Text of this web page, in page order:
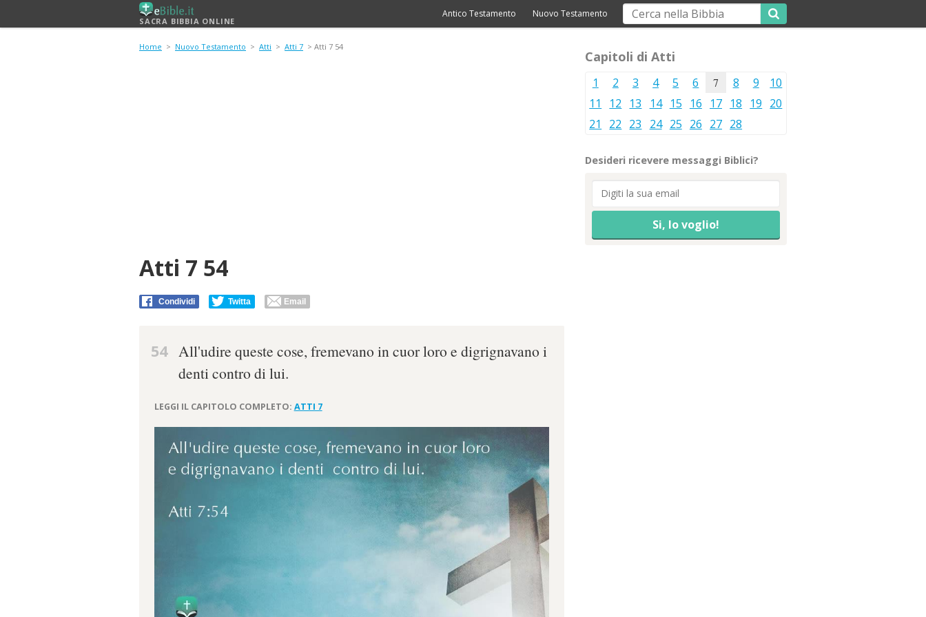
SACRA BIBBIA ONLINE
Antico Testamento Nuovo Testamento
Home > Nuovo Testamento > Atti > Atti 7 > Atti 7 54
Atti 7 54
Condividi Twitta Email
54 All'udire queste cose, fremevano in cuor loro e digrignavano i
denti contro di lui.
LEGGI IL CAPITOLO COMPLETO: ATTI 7
Capitoli di Atti
1 2 3 4 5 6 7 8 9
10
11
12 13 14 15 16 17 18 19 20
21
22 23 24 25 26 27 28
Desideri ricevere messaggi Biblici?